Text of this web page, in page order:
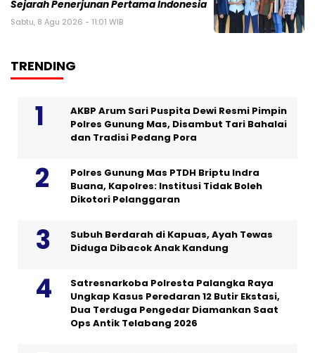
Sejarah Penerjunan Pertama Indonesia
Sabtu, 8 Agu 2026 - 11:01 WIB
TRENDING
AKBP Arum Sari Puspita Dewi Resmi Pimpin
Polres Gunung Mas, Disambut Tari Bahalai
dan Tradisi Pedang Pora
Polres Gunung Mas PTDH Briptu Indra
Buana, Kapolres: Institusi Tidak Boleh
Dikotori Pelanggaran
Subuh Berdarah di Kapuas, Ayah Tewas
Diduga Dibacok Anak Kandung
Satresnarkoba Polresta Palangka Raya
Ungkap Kasus Peredaran 12 Butir Ekstasi,
Dua Terduga Pengedar Diamankan Saat
Ops Antik Telabang 2026